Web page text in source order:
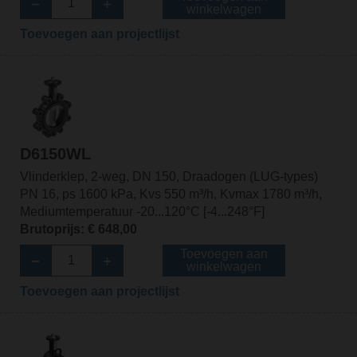
D6150WL
Vlinderklep, 2-weg, DN 150, Draadogen (LUG-types)
PN 16, ps 1600 kPa, Kvs 550 m³/h, Kvmax 1780 m³/h,
Mediumtemperatuur -20...120°C [-4...248°F]
Brutoprijs: € 648,00